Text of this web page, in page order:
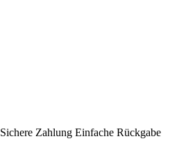
Sichere Zahlung Einfache Rückgabe